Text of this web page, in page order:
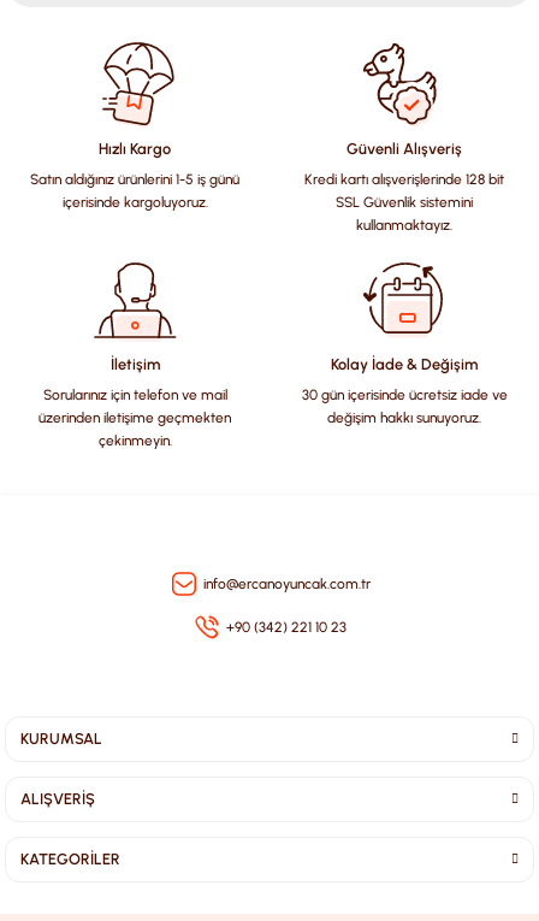
konularda yetersiz gördüğünüz noktaları öneri formunu
kullanarak tarafımıza iletebilirsiniz.
Görüş ve önerileriniz için teşekkür ederiz.
Ürün resmi kalitesiz, bozuk veya görüntülenemiyor.
Ürün açıklamasında eksik bilgiler bulunuyor.
Ürün bilgilerinde hatalar bulunuyor.
Ürün fiyatı diğer sitelerden daha pahalı.
Bu ürüne benzer farklı alternatifler olmalı.
Hızlı Kargo
Satın aldığınız ürünlerini 1-5 iş günü
içerisinde kargoluyoruz.
Güvenli Alışveriş
Kredi kartı alışverişlerinde 128 bit
SSL Güvenlik sistemini
kullanmaktayız.
İletişim
Sorularınız için telefon ve mail
üzerinden iletişime geçmekten
çekinmeyin.
Kolay İade & Değişim
30 gün içerisinde ücretsiz iade ve
değişim hakkı sunuyoruz.
info@ercanoyuncak.com.tr
+90 (342) 221 10 23
KURUMSAL
ALIŞVERİŞ
KATEGORİLER